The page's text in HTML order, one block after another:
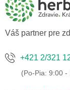
Váš partner pre
+421 2/321